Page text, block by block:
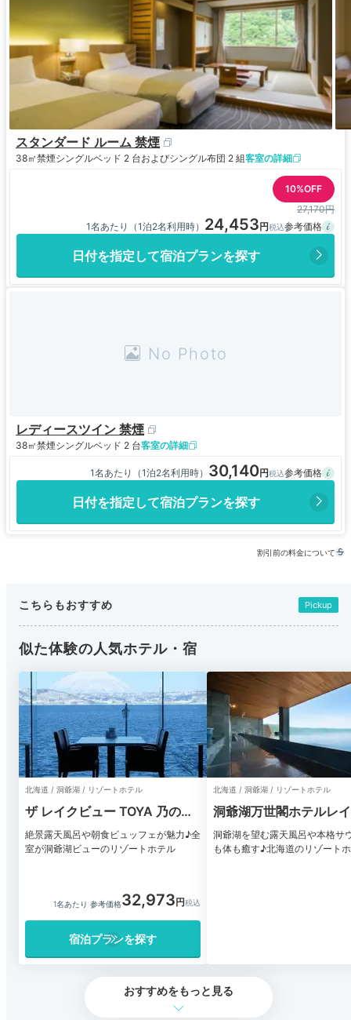
スタンダード ルーム 禁煙
38㎡禁煙シングルベッド 2 台およびシングル布団 2 組客室の詳細
10%OFF
27,170円
1名あたり（1泊2名利用時） 24,453
日付を指定して宿泊プランを探す
レディースツイン 禁煙
38㎡禁煙シングルベッド 2 台客室の詳細
1名あたり（1泊2名利用時） 30,140
日付を指定して宿泊プランを探す
割引前の料金について
こちらもおすすめ Pickup
似た体験の人気ホテル・宿
北海道 / 洞爺湖 / リゾートホテル
ザ レイクビュー TOYA 乃の風
リゾート
絶景露天風呂や朝食ビュッフェが魅力♪全
室が洞爺湖ビューのリゾートホテル
1名あたり 参考価格32,973
宿泊プランを探す
北海道 / 洞爺湖 / リゾートホテル
洞爺湖万世閣ホテルレ
ドテラス
洞爺湖を望む露天風呂や本格サ
も体も癒す♪北海道のリゾート
おすすめをもっと見る